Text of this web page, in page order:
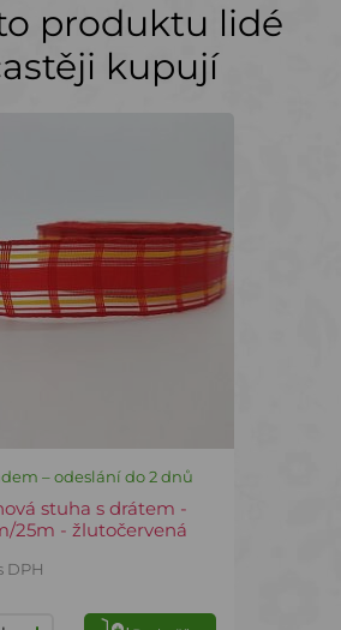
produktu lidé
kupují
– odeslání do 2 dnů
stuha s drátem -
25m - žlutočervená
DPH